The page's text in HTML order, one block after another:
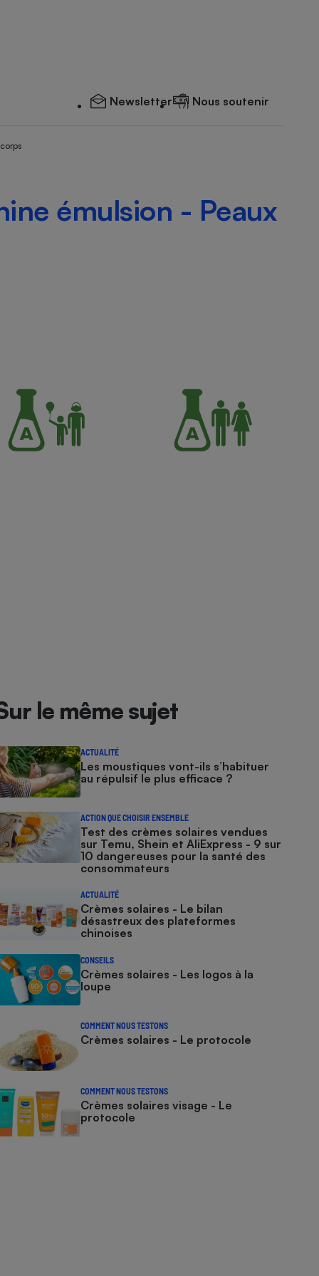
Newsletter Nous soutenir
émulsion - Peaux
le même sujet
ACTUALITÉ
Les moustiques vont-ils s’habituer
au répulsif le plus efficace ?
ACTION QUE CHOISIR ENSEMBLE
Test des crèmes solaires vendues
sur Temu, Shein et AliExpress - 9 sur
10 dangereuses pour la santé des
consommateurs
ACTUALITÉ
Crèmes solaires - Le bilan
désastreux des plateformes
chinoises
CONSEILS
Crèmes solaires - Les logos à la
loupe
COMMENT NOUS TESTONS
Crèmes solaires - Le protocole
COMMENT NOUS TESTONS
Crèmes solaires visage - Le
protocole